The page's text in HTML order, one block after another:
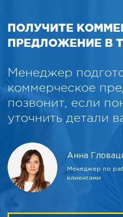
ПОЛУЧИТЕ
ПРЕДЛОЖЕНИЕ В
Менеджер
коммерческое
позвонит, если
уточнить детали
Анна
Менеджер по
клиентами